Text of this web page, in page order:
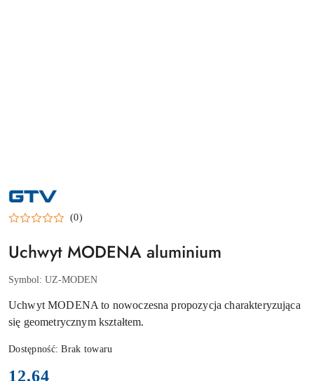
NAZWA
PRODUCENTA:
GTV
(0)
Uchwyt MODENA aluminium
Symbol: UZ-MODEN
Uchwyt MODENA to nowoczesna propozycja charakteryzująca
się geometrycznym kształtem.
Dostępność:Brak towaru
cena:
12.64